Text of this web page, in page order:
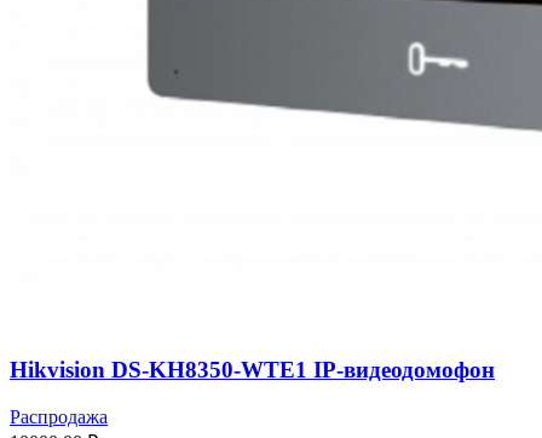
Hikvision DS-KH8350-WTE1 IP-видеодомофон
Распродажа